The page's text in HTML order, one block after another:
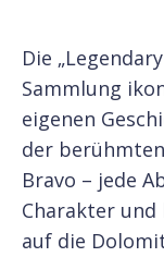
Die
Sammlung
eigenen
der
Bravo – jede
Charakter
auf die